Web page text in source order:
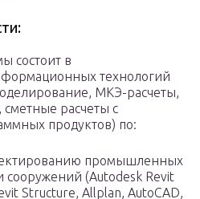
состоит в
технологий
МКЭ-расчеты,
расчеты с
продуктов) по:
промышленных
сооружений (Autodesk Revit
Structure, Allplan, AutoCAD,